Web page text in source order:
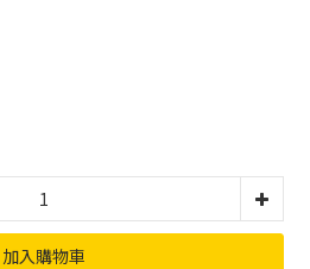
加入購物車